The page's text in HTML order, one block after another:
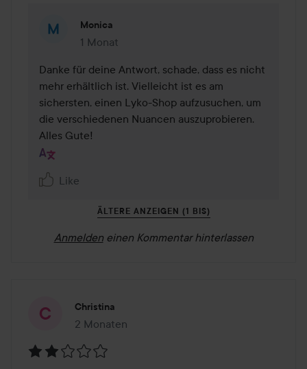
Monica
1 Monat
Kommentaren lades 1 Monat
Danke für deine Antwort, schade, dass es nicht
mehr erhältlich ist. Vielleicht ist es am
sichersten, einen Lyko-Shop aufzusuchen, um
die verschiedenen Nuancen auszuprobieren.
Alles Gute!
Like
ÄLTERE ANZEIGEN (1 BIS)
Anmelden einen Kommentar hinterlassen
Christina
2 Monaten
Der Beitrag wurde 2 Monaten erstellt